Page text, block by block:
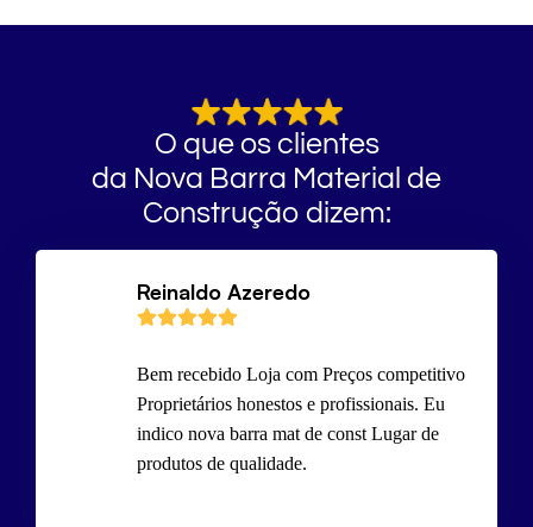
O que os clientes
da Nova Barra Material de
Construção dizem:
Reinaldo Azeredo
Bem recebido Loja com Preços competitivo
Proprietários honestos e profissionais. Eu
indico nova barra mat de const Lugar de
produtos de qualidade.